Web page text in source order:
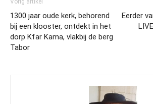
Vorig artikel
1300 jaar oude kerk, behorend
bij een klooster, ontdekt in het
dorp Kfar Kama, vlakbij de berg
Tabor
Eerder